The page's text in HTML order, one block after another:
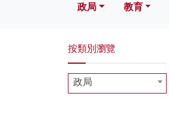
政局 教育
按類別瀏覽
政局